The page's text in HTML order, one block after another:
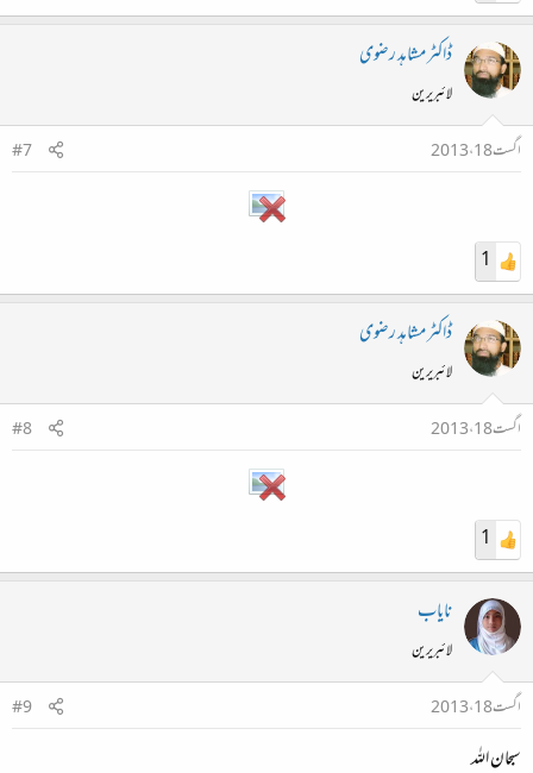
ڈاکٹر مشاہد رضوی
لائبریرین
اگست 18، 2013
#7
1
ڈاکٹر مشاہد رضوی
لائبریرین
اگست 18، 2013
#8
1
نایاب
لائبریرین
اگست 18، 2013
#9
سبحان اللہ